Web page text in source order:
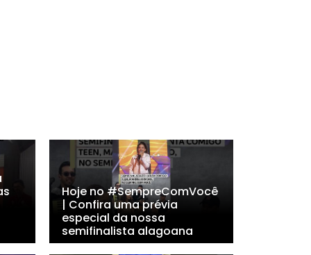
Hoje no #SempreComVocê
| Confira uma prévia
especial da nossa
semifinalista alagoana